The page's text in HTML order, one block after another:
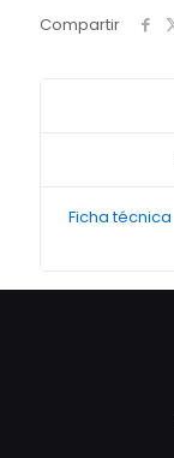
Compartir
Ficha técnica